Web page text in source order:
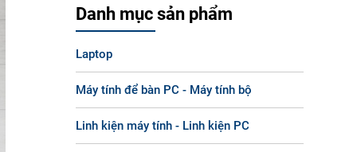
Danh mục sản phẩm
Laptop
Máy tính để bàn PC - Máy tính bộ
Linh kiện máy tính - Linh kiện PC